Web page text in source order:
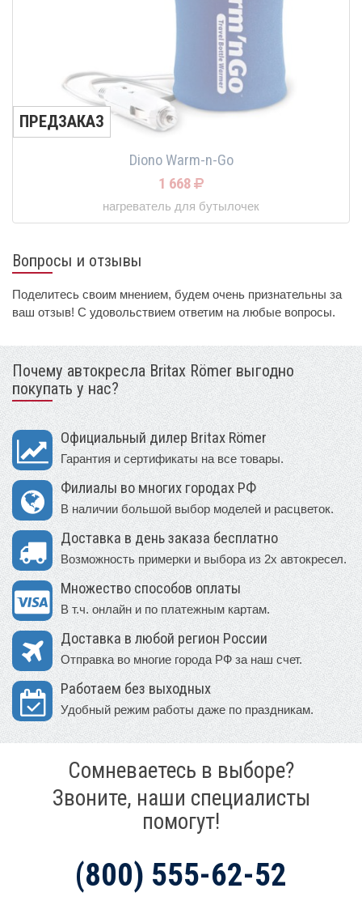
ПРЕДЗАКАЗ
Diono Warm-n-Go
1 668
нагреватель для бутылочек
Вопросы и отзывы
Поделитесь своим мнением, будем очень признательны за
ваш отзыв! С удовольствием ответим на любые вопросы.
Почему автокресла Britax Römer выгодно
покупать у нас?
Официальный дилер Britax Römer
Гарантия и сертификаты на все товары.
Филиалы во многих городах РФ
В наличии большой выбор моделей и расцветок.
Доставка в день заказа бесплатно
Возможность примерки и выбора из 2х автокресел.
Множество способов оплаты
В т.ч. онлайн и по платежным картам.
Доставка в любой регион России
Отправка во многие города РФ за наш счет.
Работаем без выходных
Удобный режим работы даже по праздникам.
Сомневаетесь в выборе?
Звоните, наши специалисты
помогут!
(800) 555-62-52